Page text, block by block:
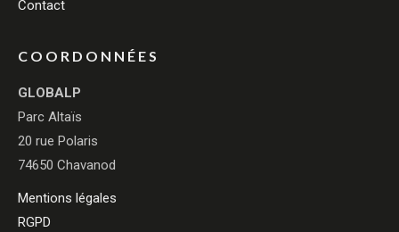
Contact
COORDONNÉES
GLOBALP
Parc Altaïs
20 rue Polaris
74650 Chavanod
Mentions légales
RGPD